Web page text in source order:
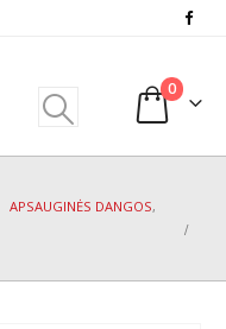
0
APSAUGINĖS DANGOS,